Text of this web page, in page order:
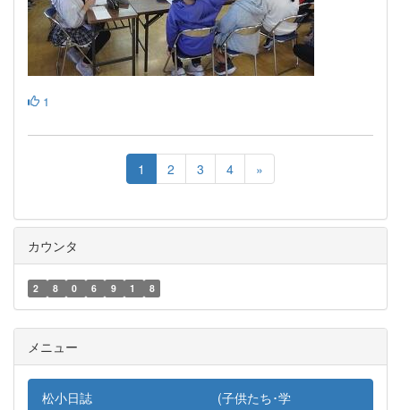
1
1 2 3 4 »
カウンタ
2 8 0 6 9 1 8
メニュー
松小日誌 (子供たち･学